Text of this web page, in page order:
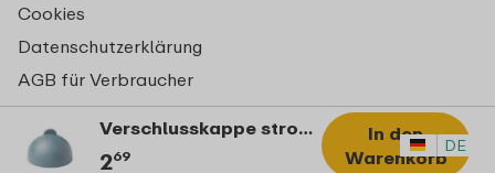
Verschlusskappe strohhalmbecher Mepal Mio - Sailors Bay
269
In den
Warenkorb
Cookies
Datenschutzerklärung
AGB für Verbraucher
Impressum
© Copyright 2026 Mepal
DE